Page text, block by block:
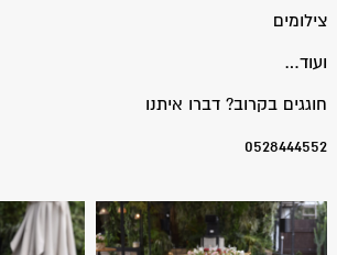
צילומים
ועוד…
חוגגים בקרוב? דברו איתנו
0528444552